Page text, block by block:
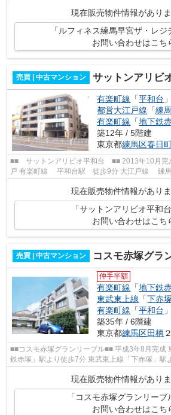
現在販売物件情報がありま
「ルフィネス練馬早宮ザ・レ
お問い合わせはこち
売買 | 中古マンション サットンアリビ
有楽町線 「平和台
都営大江戸線 「練
有楽町線 「地下鉄
築12年 / 5階建
東京都練馬区春日
■■ サットンアリビオ平和台 ■■ 2013年10月完成 RC造5階建 総戸数 43
戸 有楽町線 平和台駅 徒歩9分 大江戸線 練馬春日町駅 徒歩10分 ≪共
用施設≫ オートロック 配BOX 駐輪場...
現在販売物件情報がありま
「サットンアリビオ平和
お問い合わせはこち
売買 | 中古マンション コスモ赤塚グラ
仲手半額
有楽町線 「地下鉄
東武東上線 「下赤
有楽町線 「平和台
築35年 / 6階建
東京都練馬区田柄
■■コスモ赤塚グランリーブル■■ 平成3年8月完成 東京メトロ有楽町線「地下
鉄赤塚」駅より徒歩7分 東武東上線「下赤塚」駅より徒歩9
現在販売物件情報がありま
「コスモ赤塚グランリーブ
お問い合わせはこち